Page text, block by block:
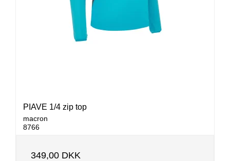
PIAVE 1/4 zip top
macron
8766
349,00 DKK